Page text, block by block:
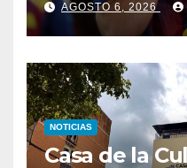
AGOSTO 6, 2026
NOTICIAS
Casa de la